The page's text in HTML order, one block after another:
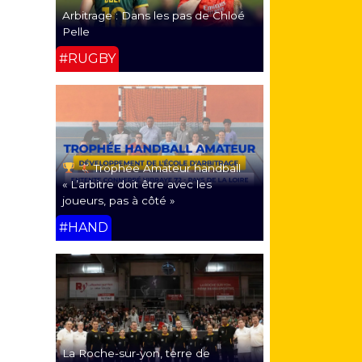
Arbitrage : Dans les pas de Chloé
Pelle
#RUGBY
Trophée Amateur handball
« L’arbitre doit être avec les
joueurs, pas à côté »
#HAND
La Roche-sur-yon, terre de